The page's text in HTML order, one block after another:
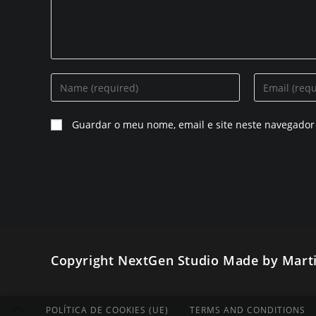
Introduza
o
seu
nome
Introduza
o
endereço
Guardar o meu nome, email e site neste
Copyright NextGen Studio Made by
POLÍTICA DE COOKIES (UE) TERMS AND CONDITIONS